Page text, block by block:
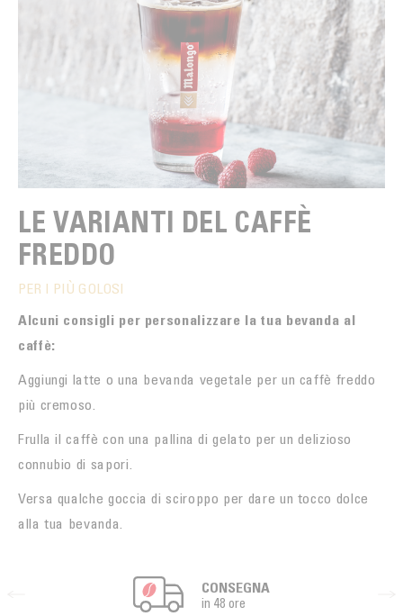
LE VARIANTI DEL CAFFÈ
FREDDO
PER I PIÙ GOLOSI
Alcuni consigli per personalizzare la tua bevanda al
caffè:
Aggiungi latte o una bevanda vegetale per un caffè freddo
più cremoso.
Frulla il caffè con una pallina di gelato per un delizioso
connubio di sapori.
Versa qualche goccia di sciroppo per dare un tocco dolce
alla tua bevanda.
CONSEGNA
in 48 ore